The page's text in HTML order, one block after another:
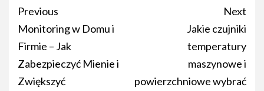
Post
navigation
Previous
Monitoring w Domu i
Firmie – Jak
Zabezpieczyć Mienie i
Zwiększyć
Next
Jakie czujniki
temperatury
maszynowe i
powierzchniowe wybrać